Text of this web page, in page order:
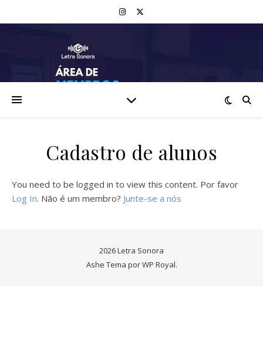
Cadastro de alunos
You need to be logged in to view this content. Por favor
Log In. Não é um membro? Junte-se a nós
2026 Letra Sonora
Ashe Tema porWP Royal.